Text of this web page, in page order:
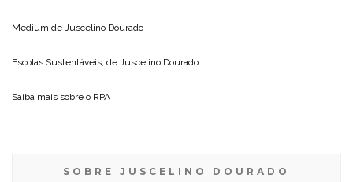
Medium de Juscelino Dourado
Escolas Sustentáveis, de Juscelino Dourado
Saiba mais sobre o RPA
SOBRE JUSCELINO DOURADO